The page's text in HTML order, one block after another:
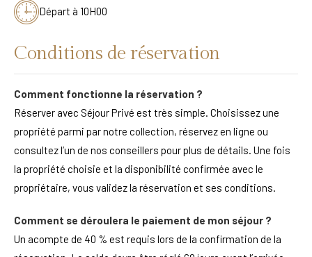
Départ à 10H00
Conditions de réservation
Comment fonctionne la réservation ?
Réserver avec Séjour Privé est très simple. Choisissez une
propriété parmi par notre collection, réservez en ligne ou
consultez l’un de nos conseillers pour plus de détails. Une fois
la propriété choisie et la disponibilité confirmée avec le
propriétaire, vous validez la réservation et ses conditions.
Comment se déroulera le paiement de mon séjour ?
Un acompte de 40 % est requis lors de la confirmation de la